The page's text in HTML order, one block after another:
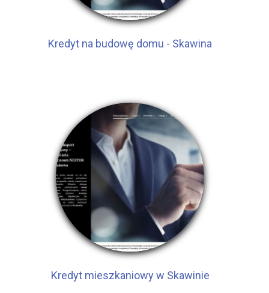
Kredyt na budowę domu - Skawina
Kredyt mieszkaniowy w Skawinie